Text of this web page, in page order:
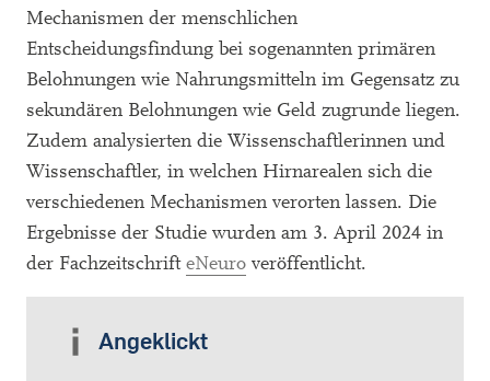
Mechanismen der menschlichen
Entscheidungsfindung bei sogenannten primären
Belohnungen wie Nahrungsmitteln im Gegensatz zu
sekundären Belohnungen wie Geld zugrunde liegen.
Zudem analysierten die Wissenschaftlerinnen und
Wissenschaftler, in welchen Hirnarealen sich die
verschiedenen Mechanismen verorten lassen. Die
Ergebnisse der Studie wurden am 3. April 2024 in
der FachzeitschrifteNeuro veröffentlicht.
Angeklickt